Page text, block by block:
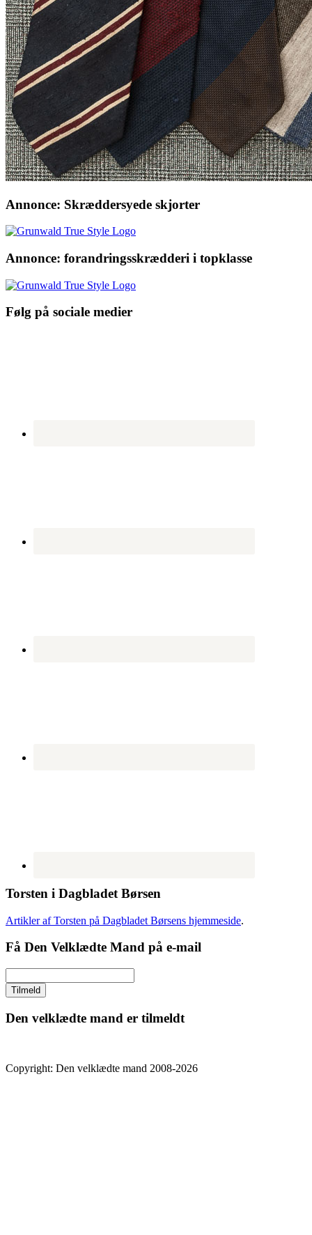
Annonce: Skræddersyede skjorter
Annonce: forandringsskrædderi i topklasse
Følg på sociale medier
Torsten i Dagbladet Børsen
Artikler af Torsten på Dagbladet Børsens hjemmeside.
Få Den Velklædte Mand på e-mail
Den velklædte mand er tilmeldt
Copyright: Den velklædte mand 2008-2026